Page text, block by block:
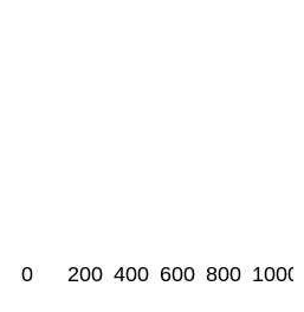
0 200 400 600 800 1000